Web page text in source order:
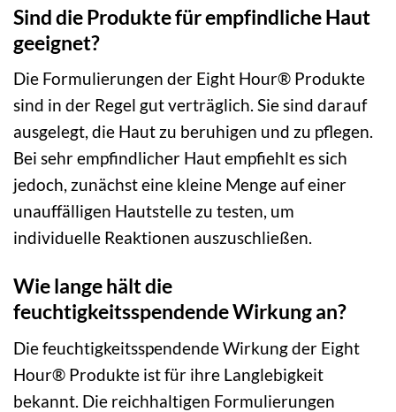
Sind die Produkte für empfindliche Haut
geeignet?
Die Formulierungen der Eight Hour® Produkte
sind in der Regel gut verträglich. Sie sind darauf
ausgelegt, die Haut zu beruhigen und zu pflegen.
Bei sehr empfindlicher Haut empfiehlt es sich
jedoch, zunächst eine kleine Menge auf einer
unauffälligen Hautstelle zu testen, um
individuelle Reaktionen auszuschließen.
Wie lange hält die
feuchtigkeitsspendende Wirkung an?
Die feuchtigkeitsspendende Wirkung der Eight
Hour® Produkte ist für ihre Langlebigkeit
bekannt. Die reichhaltigen Formulierungen